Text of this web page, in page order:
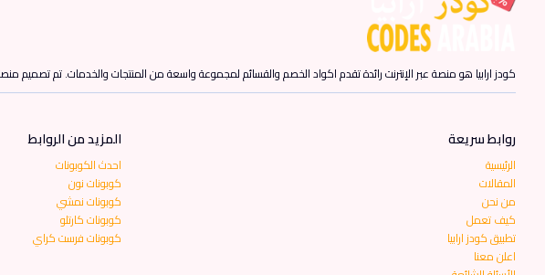
كودز ارابيا هو منصة عبر الإنترنت رائدة تقدم اكواد الخصم والقسائم لمجموعة واسعة من المنتجات والخدمات. تم تصميم
روابط سريعة
الرئيسية
المقالات
من نحن
كيف تعمل
تطبيق كودز ارابيا
اعلن معنا
المزيد من الروابط
احدث الكوبونات
كوبونات نون
كوبونات نمشي
كوبونات كارتلو
كوبونات فرست كراي